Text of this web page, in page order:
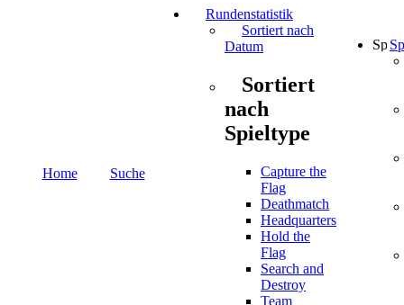
Home Suche
Rundenstatistik
Sortiert nach
Datum
Sortiert
nach
Spieltype
Capture the
Flag
Deathmatch
Headquarters
Hold the
Flag
Search and
Destroy
Team